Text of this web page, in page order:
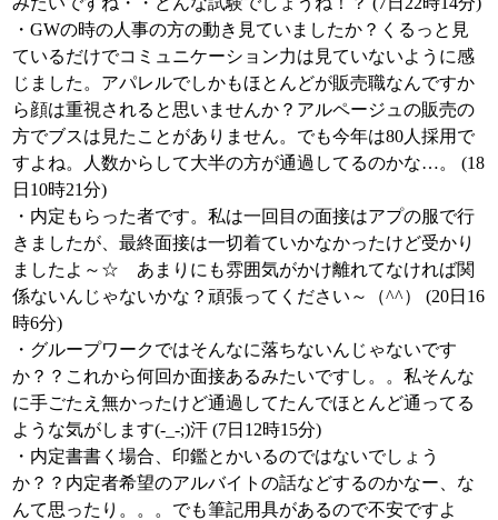
・GWの時の人事の方の動き見ていましたか？くるっと見
ているだけでコミュニケーション力は見ていないように感
じました。アパレルでしかもほとんどが販売職なんですか
ら顔は重視されると思いませんか？アルページュの販売の
方でブスは見たことがありません。でも今年は80人採用で
すよね。人数からして大半の方が通過してるのかな…。 (18
日10時21分)
・内定もらった者です。私は一回目の面接はアプの服で行
きましたが、最終面接は一切着ていかなかったけど受かり
ましたよ～☆ あまりにも雰囲気がかけ離れてなければ関
係ないんじゃないかな？頑張ってください～（^^） (20日16
時6分)
・グループワークではそんなに落ちないんじゃないです
か？？これから何回か面接あるみたいですし。。私そんな
に手ごたえ無かったけど通過してたんでほとんど通ってる
ような気がします(-_-;)汗 (7日12時15分)
・内定書書く場合、印鑑とかいるのではないでしょう
か？？内定者希望のアルバイトの話などするのかなー、な
んて思ったり。。。でも筆記用具があるので不安ですよ